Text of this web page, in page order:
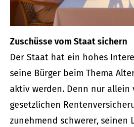
Zuschüsse vom Staat sichern
Der Staat hat ein hohes
seine Bürger beim Thema
aktiv werden. Denn nur allein
gesetzlichen
zunehmend schwerer, seinen